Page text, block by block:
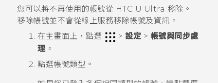
您可以將不再使用的帳號從 HTC U Ultra 移除。
移除帳號並不會從線上服務移除帳號及資訊。
在主畫面上，點選 > 設定 > 帳號與同步處
理 。
點選帳號類型。